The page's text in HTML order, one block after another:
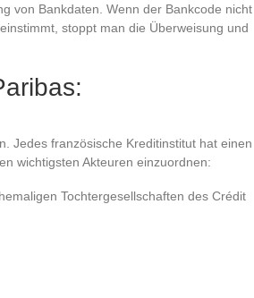
von Bankdaten. Wenn der Bankcode nicht
stoppt man die Überweisung und
Jedes französische Kreditinstitut hat einen
wichtigsten Akteuren einzuordnen:
Tochtergesellschaften des Crédit